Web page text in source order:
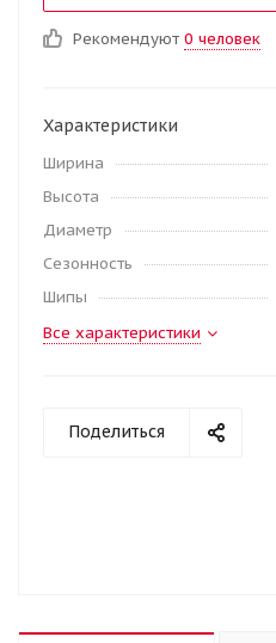
Рекомендуют 0 человек
Характеристики
Ширина
Высота
Диаметр
Сезонность
Шипы
Все характеристики
Поделиться